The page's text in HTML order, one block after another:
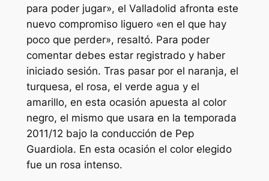
para poder jugar», el Valladolid afronta este
nuevo compromiso liguero «en el que hay
poco que perder», resaltó. Para poder
comentar debes estar registrado y haber
iniciado sesión. Tras pasar por el naranja, el
turquesa, el rosa, el verde agua y el
amarillo, en esta ocasión apuesta al color
negro, el mismo que usara en la temporada
2011/12 bajo la conducción de Pep
Guardiola. En esta ocasión el color elegido
fue un rosa intenso.